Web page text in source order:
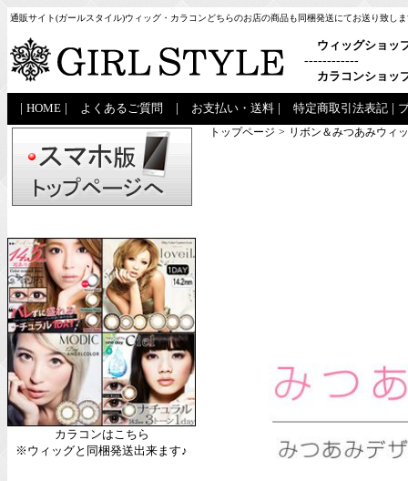
通販サイト(ガールスタイル)ウィッグ・カラコンどちらのお店の商品も同梱発送にてお送り致し
ウィッグショッ
------------
カラコンショッ
HOME よくあるご質問 お支払い・送料 特定商取引法表記
カラコンはこちら
※ウィッグと同梱発送出来ます♪
トップページ > リボン＆みつあみウィ